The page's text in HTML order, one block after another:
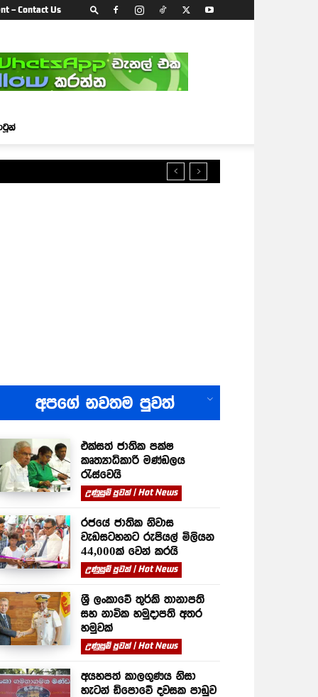
– Contact Us
අපගේ නවතම පුවත්
එක්සත් ජාතික පක්ෂ
කෘත්‍යාධිකාරී මණ්ඩලය
රැස්වෙයි
උණුසුම් පුවත් | Hot News
රජයේ ජාතික නිවාස
වැඩසටහනට රුපියල් මිලියන
44,000ක් වෙන් කරයි
උණුසුම් පුවත් | Hot News
ශ්‍රී ලංකාවේ තුර්කි තානාපති
සහ නාවික හමුදාපති අතර
හමුවක්
උණුසුම් පුවත් | Hot News
අයහපත් කාලගුණය නිසා
හැටන් ඩිපොවේ දවසක පාඩුව